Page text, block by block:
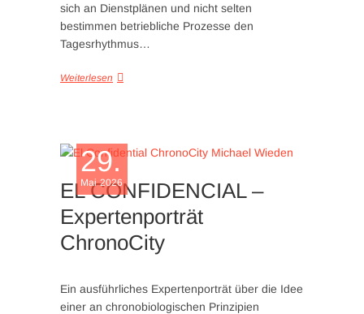
sich an Dienstplänen und nicht selten
bestimmen betriebliche Prozesse den
Tagesrhythmus…
Weiterlesen
29.
Mai 2026
EL CONFIDENCIAL –
Expertenporträt
ChronoCity
Ein ausführliches Expertenporträt über die Idee
einer an chronobiologischen Prinzipien